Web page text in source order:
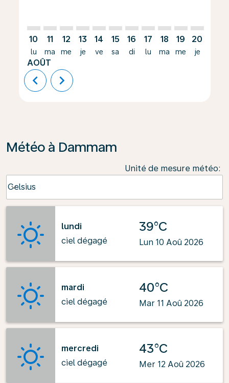
10
lu
AOÛT
11
ma
12
me
13
je
14
ve
15
sa
16
di
17
lu
18
ma
19
me
20
je
chevron_left chevron_right
Météo à Dammam
Unité de mesure météo:
Celsius
keyboard_arrow_down
lundi
ciel dégagé
39°C
Lun 10 Aoû 2026
mardi
ciel dégagé
40°C
Mar 11 Aoû 2026
mercredi
ciel dégagé
43°C
Mer 12 Aoû 2026